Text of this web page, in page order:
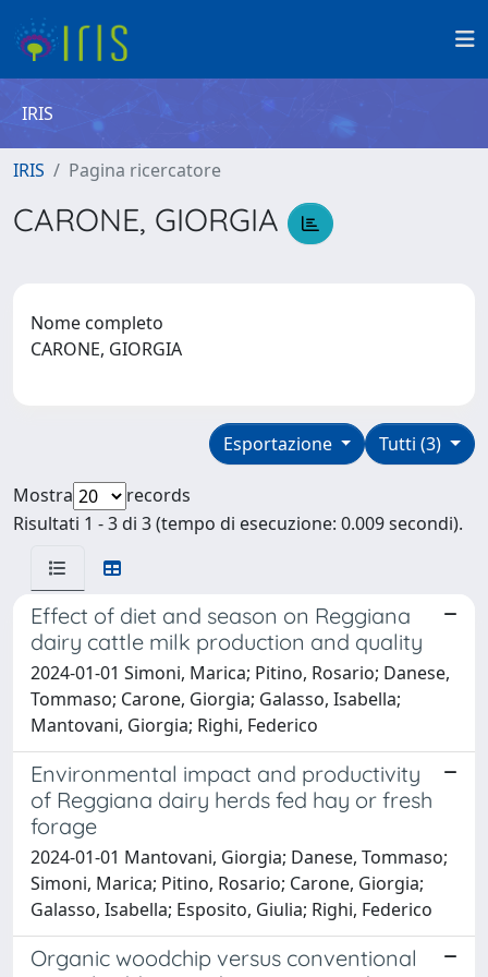
IRIS
IRIS Pagina ricercatore
CARONE, GIORGIA
Nome completo
CARONE, GIORGIA
Tutti (3)
Esportazione
Mostra
records
Risultati 1 - 3 di 3 (tempo di esecuzione: 0.009 secondi).
Effect of diet and season on Reggiana
dairy cattle milk production and quality
2024-01-01 Simoni, Marica; Pitino, Rosario; Danese,
Tommaso; Carone, Giorgia; Galasso, Isabella;
Mantovani, Giorgia; Righi, Federico
Environmental impact and productivity
of Reggiana dairy herds fed hay or fresh
forage
2024-01-01 Mantovani, Giorgia; Danese, Tommaso;
Simoni, Marica; Pitino, Rosario; Carone, Giorgia;
Galasso, Isabella; Esposito, Giulia; Righi, Federico
Organic woodchip versus conventional